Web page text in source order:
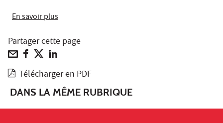
En savoir plus
Partager cette page
Télécharger en PDF
DANS LA MÊME RUBRIQUE